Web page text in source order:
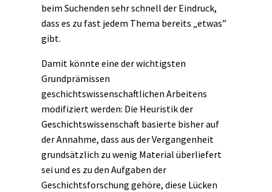
beim Suchenden sehr schnell der Eindruck,
dass es zu fast jedem Thema bereits „etwas”
gibt.
Damit könnte eine der wichtigsten
Grundprämissen
geschichtswissenschaftlichen Arbeitens
modifiziert werden: Die Heuristik der
Geschichtswissenschaft basierte bisher auf
der Annahme, dass aus der Vergangenheit
grundsätzlich zu wenig Material überliefert
sei und es zu den Aufgaben der
Geschichtsforschung gehöre, diese Lücken